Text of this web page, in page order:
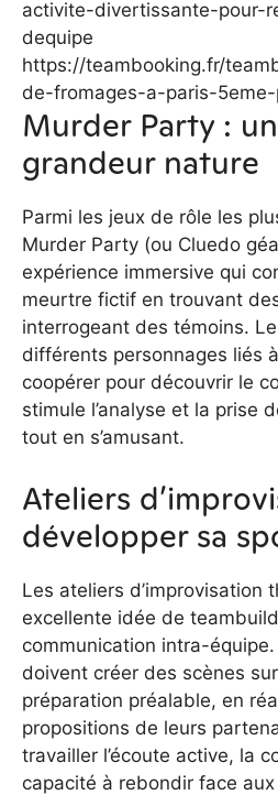
activite-divertissante-pour-
dequipe
https://teambooking.fr/
de-fromages-a-paris-
Murder Party :
grandeur nature
Parmi les jeux de rôle les
Murder Party (ou Cluedo
expérience immersive qui
meurtre fictif en trouvant
interrogeant des témoins.
différents personnages liés
coopérer pour découvrir le
stimule l’analyse et la prise
tout en s’amusant.
Ateliers
développer sa
Les ateliers d’improvisation
excellente idée de
communication intra-
doivent créer des scènes
préparation préalable, en
propositions de leurs
travailler l’écoute active, la
capacité à rebondir face